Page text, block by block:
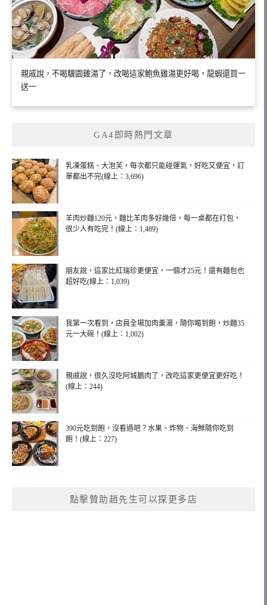
親戚說，不喝驥園雞湯了，改喝這家鮑魚雞湯更好喝，龍蝦還買一
送一
GA4即時熱門文章
乳凍蛋糕、大泡芙，每次都只能碰運氣，好吃又便宜，訂
單都出不完(線上：3,696)
羊肉炒麵120元，麵比羊肉多好幾倍，每一桌都在打包，
很少人有吃完！(線上：1,489)
朋友說，這家比紅瑞珍更便宜，一個才25元！還有麵包也
超好吃(線上：1,039)
我第一次看到，店員全場加肉羹湯，隨你喝到飽，炒麵35
元一大碗！(線上：1,002)
親戚說，很久沒吃阿城鵝肉了，改吃這家更便宜更好吃！
(線上：244)
390元吃到飽，沒看過吧？水果、炸物、海鮮隨你吃到
飽！(線上：227)
點擊贊助趙先生可以探更多店